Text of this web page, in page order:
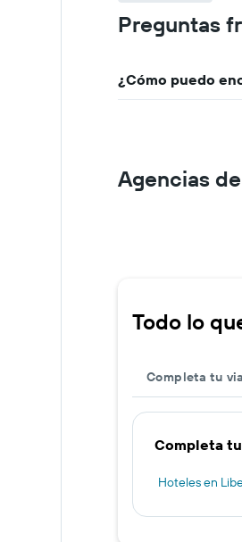
Preguntas
¿Cómo puedo
Agencias
Todo lo
Completa tu
Completa
Hoteles en